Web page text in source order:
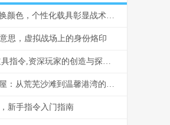
和平精英雪地车怎么换颜色，个性化载具彰显战术风采，副标题，雪原驰骋的色彩奥秘与实战价值
思，虚拟战场上的身份烙印
标题:我的世界组装道具指令,资深玩家的创造与探索指南
我的世界海边求生小屋：从荒芜沙滩到温馨港湾的建造指南
新手指令入门指南